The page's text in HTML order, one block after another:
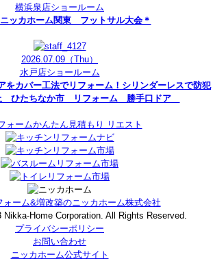
横浜泉店ショールーム
ニッカホーム関東 フットサル大会＊
2026.07.09 （Thu）
水戸店ショールーム
をカバー工法でリフォーム！シリンダーレスで防犯
ひたちなか市 リフォーム 勝手口ドア
ォーム&増改築のニッカホーム株式会社
Home Corporation. All Rights Reserved.
プライバシーポリシー
お問い合わせ
ニッカホーム公式サイト